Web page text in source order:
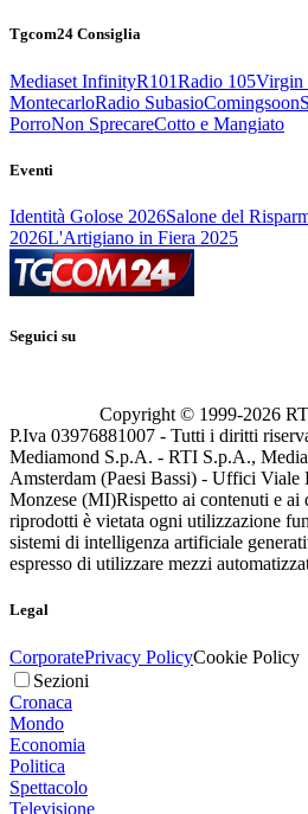
Tgcom24 Consiglia
Mediaset InfinityR101Radio 105Virgin
MontecarloRadio SubasioComingsoon
PorroNon SprecareCotto e Mangiato
Eventi
Identità Golose 2026Salone del
2026L'Artigiano in Fiera 2025
Seguici su
Copyright © 1999-2026
P.Iva 03976881007 - Tutti i diritti
Mediamond S.p.A. - RTI S.p.A.,
Amsterdam (Paesi Bassi) - Uffici
Monzese (MI)Rispetto ai contenuti e ai
riprodotti è vietata ogni utilizzazione
sistemi di intelligenza artificiale
espresso di utilizzare mezzi
Legal
CorporatePrivacy PolicyCookie Policy
Sezioni
Cronaca
Mondo
Economia
Politica
Spettacolo
Televisione